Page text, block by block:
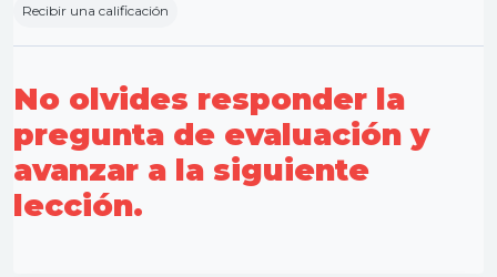
Recibir una calificación
No olvides responder la
pregunta de evaluación y
avanzar a la siguiente
lección.